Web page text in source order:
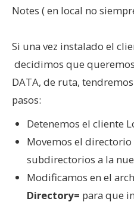
Notes ( en local no
Si una vez instalado el
decidimos que
DATA, de ruta,
pasos:
Detenemos el cliente
Movemos el directorio
subdirectorios a la
Modificamos en el
Directory= para que